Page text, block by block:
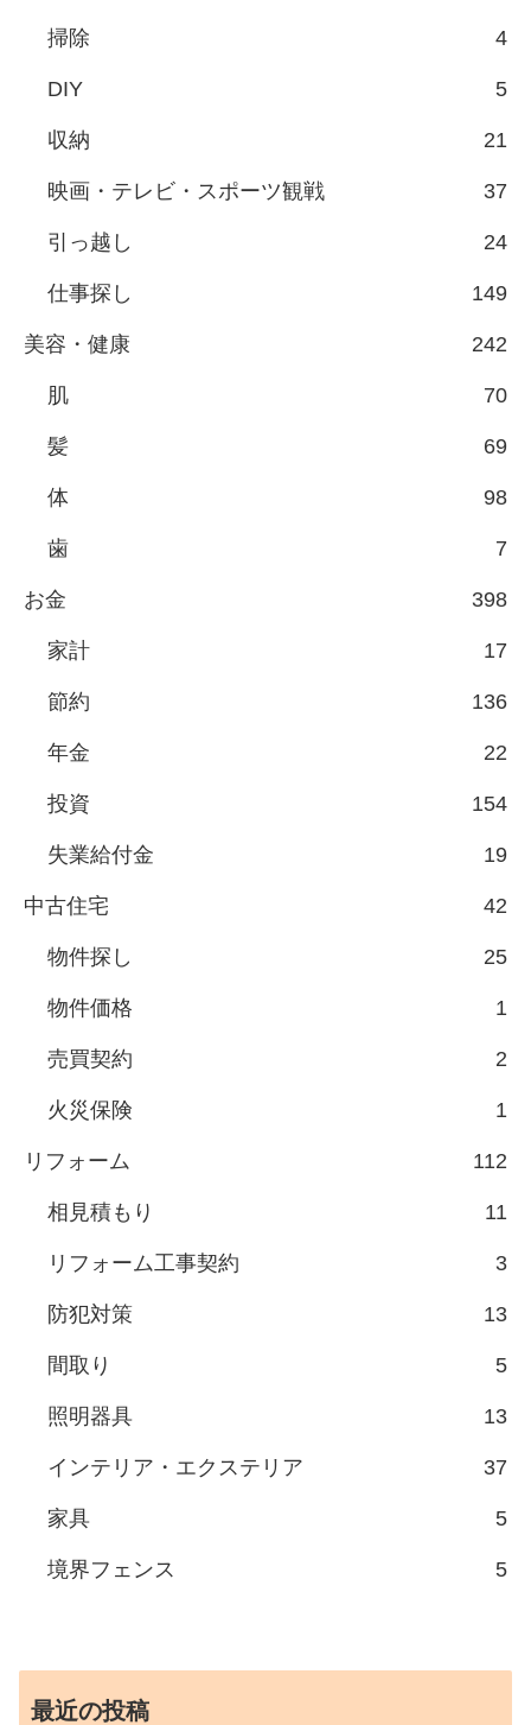
掃除 4
DIY 5
収納 21
映画・テレビ・スポーツ観戦 37
引っ越し 24
仕事探し 149
美容・健康 242
肌 70
髪 69
体 98
歯 7
お金 398
家計 17
節約 136
年金 22
投資 154
失業給付金 19
中古住宅 42
物件探し 25
物件価格 1
売買契約 2
火災保険 1
リフォーム 112
相見積もり 11
リフォーム工事契約 3
防犯対策 13
間取り 5
照明器具 13
インテリア・エクステリア 37
家具 5
境界フェンス 5
最近の投稿